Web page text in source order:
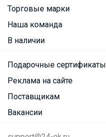
Торговые марки
Наша команда
В наличии
Подарочные сертификаты
Реклама на сайте
Поставщикам
Вакансии